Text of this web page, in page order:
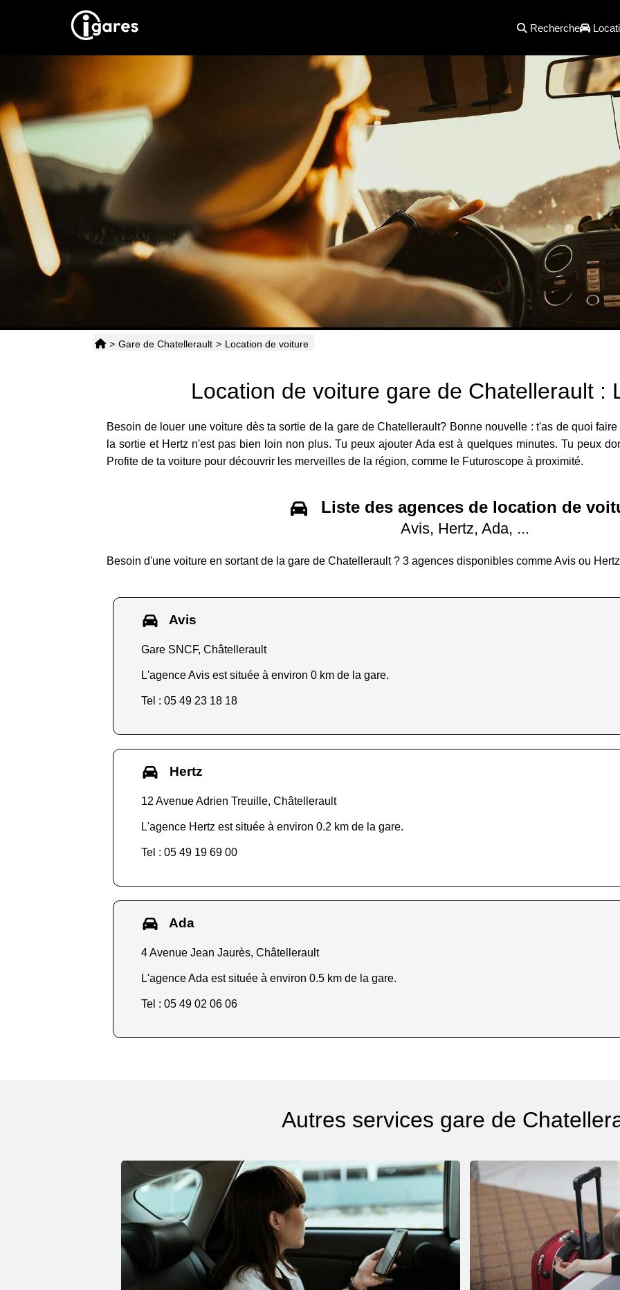
Recherche
> Gare de Chatellerault > Location de voiture
Location de voiture gare de Chatellerault :
Besoin de louer une voiture dès ta sortie de la gare de Chatellerault? Bonne nouvelle : t'as de quoi
la sortie et Hertz n'est pas bien loin non plus. Tu peux ajouter Ada est à quelques minutes. Tu peux
Profite de ta voiture pour découvrir les merveilles de la région, comme le Futuroscope à proximité.
Liste des agences de location de
Avis, Hertz, Ada, ...
Besoin d'une voiture en sortant de la gare de Chatellerault ? 3 agences disponibles comme Avis ou
Avis
Gare SNCF, Châtellerault
L'agence Avis est située à environ 0 km de la gare.
Tel : 05 49 23 18 18
Hertz
12 Avenue Adrien Treuille, Châtellerault
L'agence Hertz est située à environ 0.2 km de la gare.
Tel : 05 49 19 69 00
Ada
4 Avenue Jean Jaurès, Châtellerault
L'agence Ada est située à environ 0.5 km de la gare.
Tel : 05 49 02 06 06
Autres services gare de